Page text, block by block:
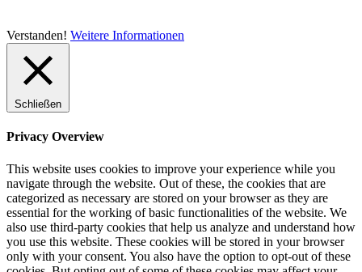
Verstanden! Weitere Informationen
Schließen
Privacy Overview
This website uses cookies to improve your experience while you
navigate through the website. Out of these, the cookies that are
categorized as necessary are stored on your browser as they are
essential for the working of basic functionalities of the website. We
also use third-party cookies that help us analyze and understand how
you use this website. These cookies will be stored in your browser
only with your consent. You also have the option to opt-out of these